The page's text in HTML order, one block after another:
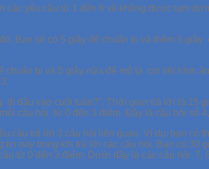
yêu cầu từ 1 đến 6 và không được tạm
Bạn sẽ có 5 giây để chuẩn bị và thêm 5 giây
bị và 5 giây nữa để mô tả chi tiết hình
đâu vào cuối tuần?”. Thời gian trả lời là 15
câu hỏi từ 0 đến 3 điểm. Đây là câu hỏi số
cầu trả lời 3 câu hỏi liên quan. Ví dụ: bạn có
này trong khi trả lời các câu hỏi. Bạn có 30
từ 0 đến 3 điểm. Dưới đây là các câu hỏi 7,